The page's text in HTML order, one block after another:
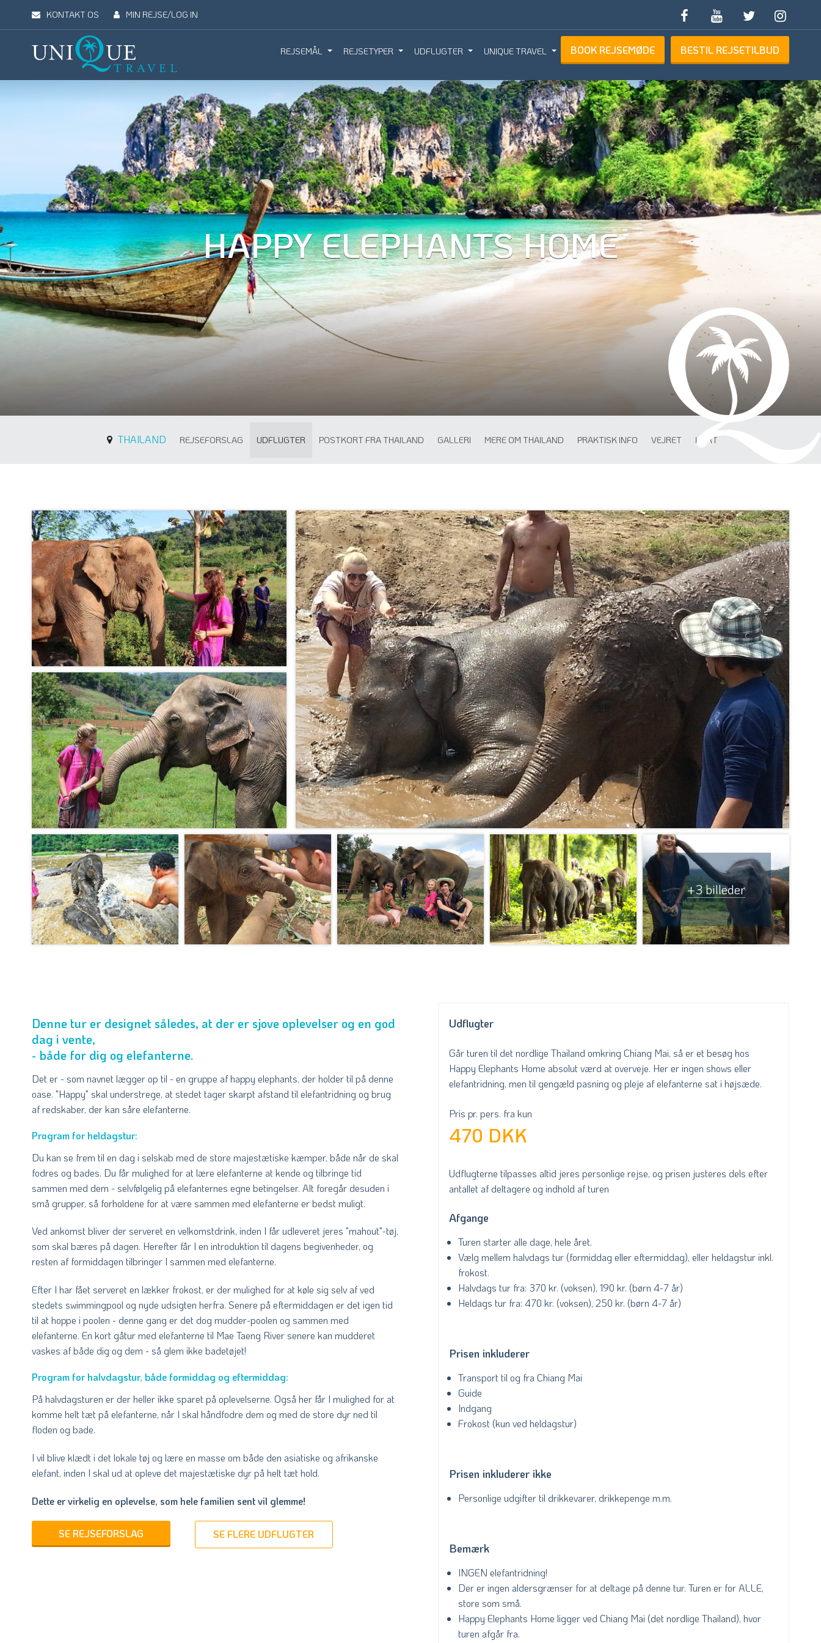
KONTAKT OS MIN REJSE/LOG IN
Travel
REJSEMÅL REJSETYPER UDFLUGTER UNIQUE TRAVEL BOOK REJSEMØDE BESTIL REJSETILBUD
REJSETYPER UDFLUGTER UNIQUE TRAVEL BOOK REJSEMØDE BESTIL REJSETILBUD
HAPPY ELEPHANTS HOME
THAILAND REJSEFORSLAG UDFLUGTER POSTKORT FRA THAILAND GALLERI MERE OM THAILAND PRAKTISK INFO VEJRET KORT
+3 billeder
Denne tur er designet således, at der er sjove oplevelser og en god
dag i vente,
- både for dig og elefanterne.
Det er - som navnet lægger op til - en gruppe af happy elephants, der holder til på denne
oase. "Happy" skal understrege, at stedet tager skarpt afstand til elefantridning og brug
af redskaber, der kan såre elefanterne.
Program for heldagstur:
Du kan se frem til en dag i selskab med de store majestætiske kæmper, både når de skal
fodres og bades. Du får mulighed for at lære elefanterne at kende og tilbringe tid
sammen med dem - selvfølgelig på elefanternes egne betingelser. Alt foregår desuden i
små grupper, så forholdene for at være sammen med elefanterne er bedst muligt.
Ved ankomst bliver der serveret en velkomstdrink, inden I får udleveret jeres "mahout"-tøj,
som skal bæres på dagen. Herefter får I en introduktion til dagens begivenheder, og
resten af formiddagen tilbringer I sammen med elefanterne.
Efter I har fået serveret en lækker frokost, er der mulighed for at køle sig selv af ved
stedets swimmingpool og nyde udsigten herfra. Senere på eftermiddagen er det igen tid
til at hoppe i poolen - denne gang er det dog mudder-poolen og sammen med
elefanterne. En kort gåtur med elefanterne til Mae Taeng River senere kan mudderet
vaskes af både dig og dem - så glem ikke badetøjet!
Program for halvdagstur, både formiddag og eftermiddag:
På halvdagsturen er der heller ikke sparet på oplevelserne. Også her får I mulighed for at
komme helt tæt på elefanterne, når I skal håndfodre dem og med de store dyr ned til
floden og bade.
I vil blive klædt i det lokale tøj og lære en masse om både den asiatiske og afrikanske
elefant, inden I skal ud at opleve det majestætiske dyr på helt tæt hold.
Dette er virkelig en oplevelse, som hele familien sent vil glemme!
SE REJSEFORSLAG SE FLERE UDFLUGTER
Udflugter
Går turen til det nordlige Thailand omkring Chiang Mai, så er et besøg hos
Happy Elephants Home absolut værd at overveje. Her er ingen shows eller
elefantridning, men til gengæld pasning og pleje af elefanterne sat i højsæde.
Pris pr. pers. fra kun
470 DKK
Udflugterne tilpasses altid jeres personlige rejse, og prisen justeres dels efter
antallet af deltagere og indhold af turen
Afgange
Turen starter alle dage, hele året.
Vælg mellem halvdags tur (formiddag eller eftermiddag), eller heldagstur inkl.
frokost.
Halvdags tur fra: 370 kr. (voksen), 190 kr. (børn 4-7 år)
Heldags tur fra: 470 kr. (voksen), 250 kr. (børn 4-7 år)
Prisen inkluderer
Transport til og fra Chiang Mai
Guide
Indgang
Frokost (kun ved heldagstur)
Prisen inkluderer ikke
Personlige udgifter til drikkevarer, drikkepenge m.m.
Bemærk
INGEN elefantridning!
Der er ingen aldersgrænser for at deltage på denne tur. Turen er for ALLE,
store som små.
Happy Elephants Home ligger ved Chiang Mai (det nordlige Thailand), hvor
turen afgår fra.